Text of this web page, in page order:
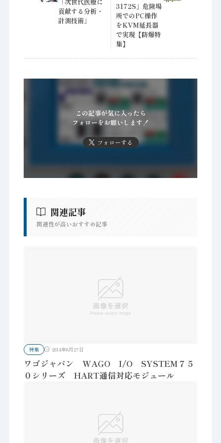
貢献する分析・
計測技術」
3172S」危険場
所でのPC操作
をKVM延長器
で実現【防爆特
集】
この記事が気に入ったら
フォローをお願いします！
フォローする
関連記事
関連性が高いおすすめ記事
特集 2014年8月27日
ワゴジャパン WAGO I/O SYSTEM７５
０シリーズ HART通信対応モジュール